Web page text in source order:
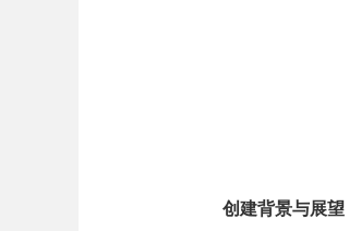
创建背景与展望